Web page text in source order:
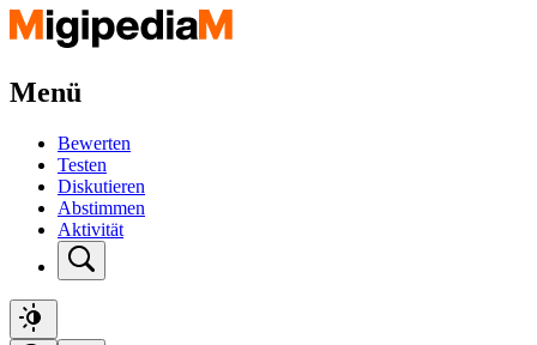
Menü
Bewerten
Testen
Diskutieren
Abstimmen
Aktivität